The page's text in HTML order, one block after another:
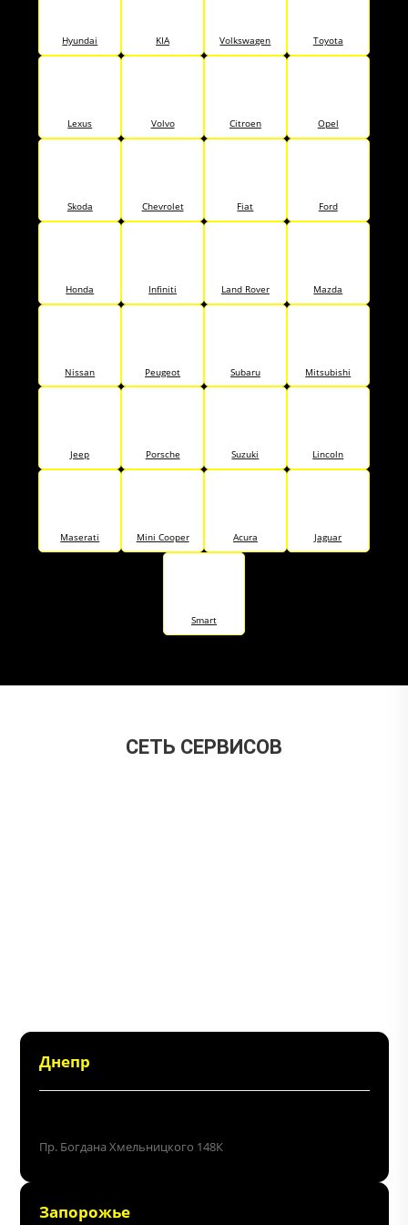
Hyundai KIA Volkswagen Toyota
Lexus Volvo Citroen Opel
Skoda Chevrolet Fiat Ford
Honda Infiniti Land Rover Mazda
Nissan Peugeot Subaru Mitsubishi
Jeep Porsche Suzuki Lincoln
Maserati Mini Cooper Acura Jaguar
Smart
CЕТЬ СЕРВИСОВ
Днепр
Пр. Богдана Хмельницкого 148К
Запорожье